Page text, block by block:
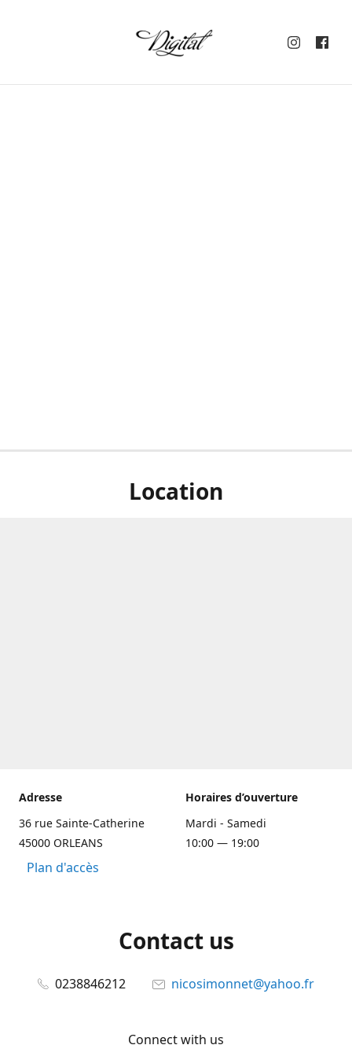
Location
Adresse
36 rue Sainte-Catherine
45000 ORLEANS
Plan d'accès
Horaires d’ouverture
Mardi - Samedi
10:00 — 19:00
Contact us
0238846212 nicosimonnet@yahoo.fr
Connect with us